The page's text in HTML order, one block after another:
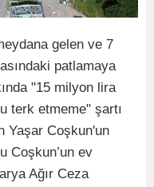
gelen ve 7
patlamaya
"15 milyon lira
terk etmeme" şartı
Yaşar Coşkun'un
Coşkun’un ev
Ağır Ceza